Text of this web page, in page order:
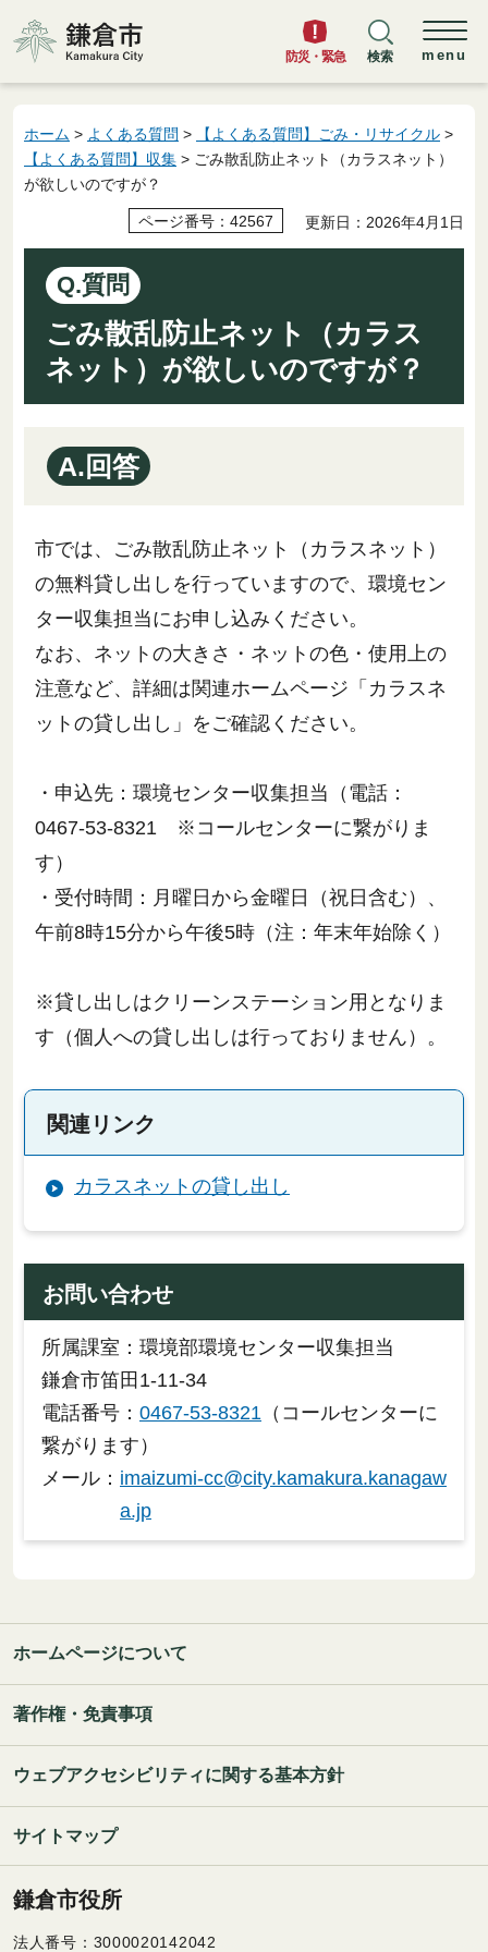
鎌倉市
防災・緊急 検索 menu
ホーム > よくある質問 > 【よくある質問】ごみ・リサイクル >
【よくある質問】収集 > ごみ散乱防止ネット（カラスネット）
が欲しいのですが？
ページ番号：42567 更新日：2026年4月1日
Q.質問
ごみ散乱防止ネット（カラス
ネット）が欲しいのですが？
A.回答
市では、ごみ散乱防止ネット（カラスネット）
の無料貸し出しを行っていますので、環境セン
ター収集担当にお申し込みください。
なお、ネットの大きさ・ネットの色・使用上の
注意など、詳細は関連ホームページ「カラスネ
ットの貸し出し」をご確認ください。
・申込先：環境センター収集担当（電話：
0467-53-8321 ※コールセンターに繋がりま
す）
・受付時間：月曜日から金曜日（祝日含む）、
午前8時15分から午後5時（注：年末年始除く）
※貸し出しはクリーンステーション用となりま
す（個人への貸し出しは行っておりません）。
関連リンク
カラスネットの貸し出し
お問い合わせ
所属課室：環境部環境センター収集担当
鎌倉市笛田1-11-34
電話番号： 0467-53-8321 （コールセンターに
繋がります）
メール： imaizumi-cc@city.kamakura.kanagaw
a.jp
ホームページについて
著作権・免責事項
ウェブアクセシビリティに関する基本方針
サイトマップ
鎌倉市役所
法人番号：3000020142042